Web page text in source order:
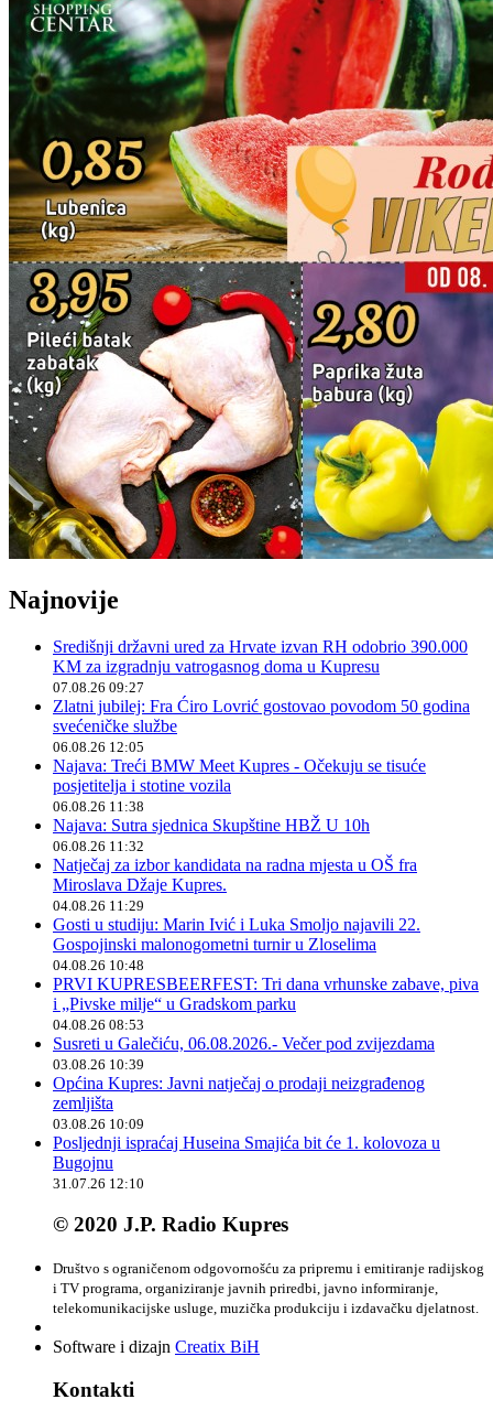
Najnovije
Središnji državni ured za Hrvate izvan RH odobrio 390.000
KM za izgradnju vatrogasnog doma u Kupresu
07.08.26 09:27
Zlatni jubilej: Fra Ćiro Lovrić gostovao povodom 50 godina
svećeničke službe
06.08.26 12:05
Najava: Treći BMW Meet Kupres - Očekuju se tisuće
posjetitelja i stotine vozila
06.08.26 11:38
Najava: Sutra sjednica Skupštine HBŽ U 10h
06.08.26 11:32
Natječaj za izbor kandidata na radna mjesta u OŠ fra
Miroslava Džaje Kupres.
04.08.26 11:29
Gosti u studiju: Marin Ivić i Luka Smoljo najavili 22.
Gospojinski malonogometni turnir u Zloselima
04.08.26 10:48
PRVI KUPRESBEERFEST: Tri dana vrhunske zabave, piva
i „Pivske milje“ u Gradskom parku
04.08.26 08:53
Susreti u Galečiću, 06.08.2026.- Večer pod zvijezdama
03.08.26 10:39
Općina Kupres: Javni natječaj o prodaji neizgrađenog
zemljišta
03.08.26 10:09
Posljednji ispraćaj Huseina Smajića bit će 1. kolovoza u
Bugojnu
31.07.26 12:10
© 2020 J.P. Radio Kupres
Društvo s ograničenom odgovornošću za pripremu i emitiranje radijskog
i TV programa, organiziranje javnih priredbi, javno informiranje,
telekomunikacijske usluge, muzička produkciju i izdavačku djelatnost.
Software i dizajn Creatix BiH
Kontakti